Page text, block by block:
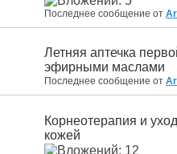
Последнее сообщение от
Летняя аптечка
эфирными маслами
Последнее сообщение от
Корнеотерапия и
кожей